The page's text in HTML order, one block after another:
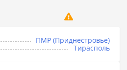
ПМР (Приднестровье)
Тирасполь